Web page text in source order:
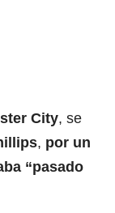
City, se
, por un
“pasado